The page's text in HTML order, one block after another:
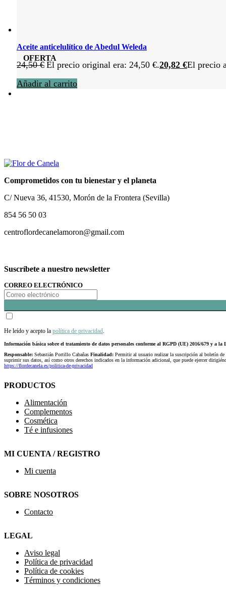
OFERTA
Aceite anticelulítico de Abedul Weleda
24,50€ El precio original era: 24,50 €.20,82 €El precio
Añadir al carrito
Comprometidos con tu bienestar y el planeta
C/ Nueva 36, 41530, Morón de la Frontera (Sevilla)
854 56 50 03
centroflordecanelamoron@gmail.com
Suscríbete a nuestro newsletter
CORREO ELECTRÓNICO
He leído y acepto la política de privacidad.
Información básica sobre el tratamiento de datos personales conforme al RGPD (UE) 2016/679 y a la
Responsable: Sebastián Portillo Cabañas Finalidad: Permitir al usuario realizar la suscripción al boletín
suprimir sus datos, así como otros derechos indicados en la información adicional, que puede ejercer
https://flordecanela.es/politica-de-privacidad
PRODUCTOS
Alimentación
Complementos
Cosmética
Té e infusiones
MI CUENTA / REGISTRO
Mi cuenta
SOBRE NOSOTROS
Contacto
LEGAL
Aviso legal
Política de privacidad
Política de cookies
Términos y condiciones